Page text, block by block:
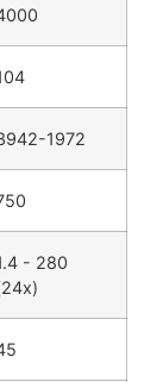
1972
- 280